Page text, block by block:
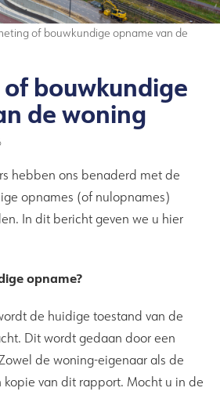
of bouwkundige opname van de
bouwkundige
de woning
hebben ons benaderd met de
opnames (of nulopnames)
In dit bericht geven we u hier
opname?
de huidige toestand van de
Dit wordt gedaan door een
de woning-eigenaar als de
van dit rapport. Mocht u in de